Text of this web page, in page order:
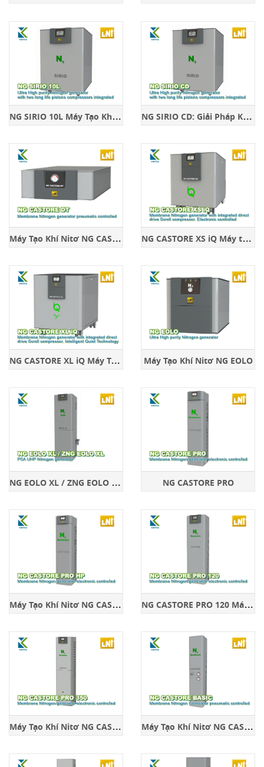
N
G SIRIO 10L Máy Tạo Khí Nitơ N
G SIRIO CD: Giải Pháp Khí Nitơ Siêu Tinh Khiết
M
áy Tạo Khí Nitơ NG CASTORE DT N
G CASTORE XS iQ Máy tạo khí Nitơ
N
G CASTORE XL iQ Máy Tạo Nitơ Hiệu Quả Máy Tạo Khí Nitơ NG EOLO
N
G EOLO XL / ZNG EOLO XL Máy Tạo Khí Nitơ Siêu Tinh Khiết NG CASTORE PRO
M
áy Tạo Khí Nitơ NG CASTORE PRO HP N
G CASTORE PRO 120 Máy Tạo Khí Nitơ
M
áy Tạo Khí Nitơ NG CASTORE PRO 350 M
áy Tạo Khí Nitơ NG CASTORE BASIC